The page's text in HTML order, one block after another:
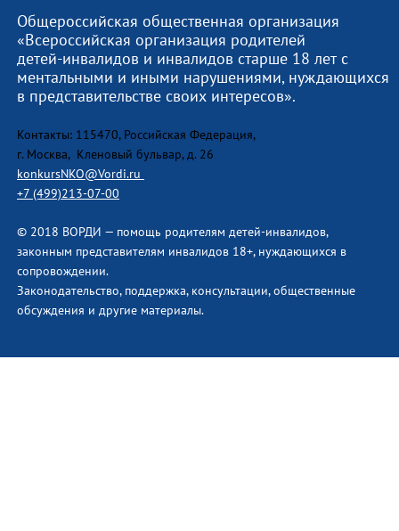
Общероссийская общественная организация
«Всероссийская организация родителей
детей-инвалидов и инвалидов старше 18 лет с
ментальными и иными нарушениями, нуждающихся
в представительстве своих интересов».
Контакты: 115470, Российская Федерация,
г. Москва, Кленовый бульвар, д. 26
konkursNKO@Vordi.ru
+7 (499)213-07-00
© 2018 ВОРДИ — помощь родителям детей-инвалидов,
законным представителям инвалидов 18+, нуждающихся в
сопровождении.
Законодательство, поддержка, консультации, общественные
обсуждения и другие материалы.